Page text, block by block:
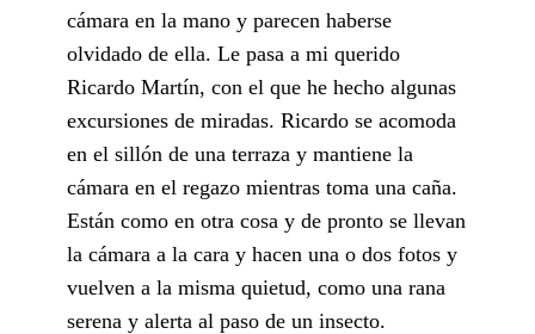
cámara en la mano y parecen haberse
olvidado de ella. Le pasa a mi querido
Ricardo Martín, con el que he hecho algunas
excursiones de miradas. Ricardo se acomoda
en el sillón de una terraza y mantiene la
cámara en el regazo mientras toma una caña.
Están como en otra cosa y de pronto se llevan
la cámara a la cara y hacen una o dos fotos y
vuelven a la misma quietud, como una rana
serena y alerta al paso de un insecto.